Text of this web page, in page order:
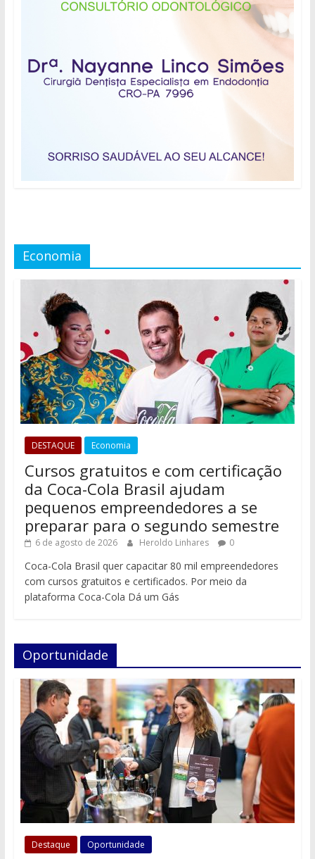
Economia
DESTAQUE Economia
Cursos gratuitos e com certificação
da Coca-Cola Brasil ajudam
pequenos empreendedores a se
preparar para o segundo semestre
6 de agosto de 2026 Heroldo Linhares 0
Coca-Cola Brasil quer capacitar 80 mil empreendedores
com cursos gratuitos e certificados. Por meio da
plataforma Coca-Cola Dá um Gás
Oportunidade
Destaque Oportunidade